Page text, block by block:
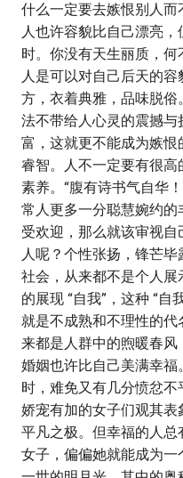
什么一定要去嫉恨别人而
人也许容貌比自己漂亮
时。你没有天生丽质，
人是可以对自己后天的
方，衣着典雅，品味脱
法不带给人心灵的震撼
富，这就更不能成为嫉
睿智。人不一定要有很
素养。“腹有诗书气自华
常人更多一分聪慧婉约
受欢迎，那么就该审视
人呢？个性张扬，锋芒
社会，从来都不是个人
的展现 “自我”，这种 “自
就是不成熟和不理性的
来都是人群中的煦暖春
婚姻也许比自己美满幸福
时，难免又有几分愤忿
娇宠有加的女子们观其表
平凡之极。但幸福的人
女子，偏偏她就能成为